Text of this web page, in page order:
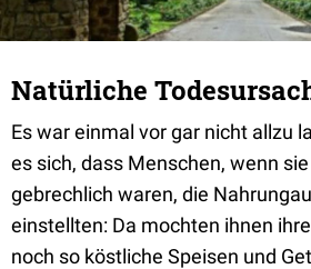
Natürliche
Es war einmal vor gar nicht allzu
es sich, dass Menschen, wenn
gebrechlich waren, die
einstellten: Da mochten ihnen
noch so köstliche Speisen und